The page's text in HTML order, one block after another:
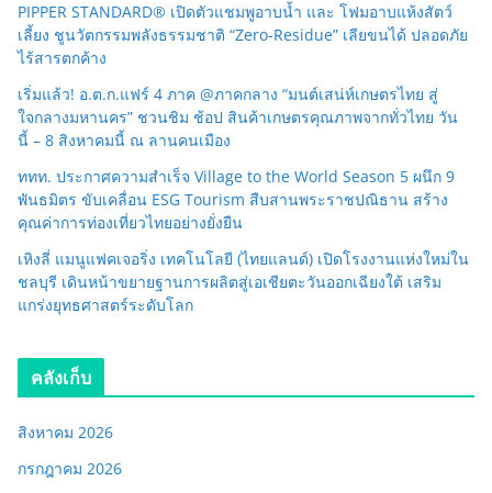
PIPPER STANDARD® เปิดตัวแชมพูอาบน้ำ และ โฟมอาบแห้งสัตว์
เลี้ยง ชูนวัตกรรมพลังธรรมชาติ “Zero-Residue” เลียขนได้ ปลอดภัย
ไร้สารตกค้าง
เริ่มแล้ว! อ.ต.ก.แฟร์ 4 ภาค @ภาคกลาง “มนต์เสน่ห์เกษตรไทย สู่
ใจกลางมหานคร” ชวนชิม ช้อป สินค้าเกษตรคุณภาพจากทั่วไทย วัน
นี้ – 8 สิงหาคมนี้ ณ ลานคนเมือง
ททท. ประกาศความสำเร็จ Village to the World Season 5 ผนึก 9
พันธมิตร ขับเคลื่อน ESG Tourism สืบสานพระราชปณิธาน สร้าง
คุณค่าการท่องเที่ยวไทยอย่างยั่งยืน
เหิงลี่ แมนูแฟคเจอริ่ง เทคโนโลยี (ไทยแลนด์) เปิดโรงงานแห่งใหม่ใน
ชลบุรี เดินหน้าขยายฐานการผลิตสู่เอเชียตะวันออกเฉียงใต้ เสริม
แกร่งยุทธศาสตร์ระดับโลก
คลังเก็บ
สิงหาคม 2026
กรกฎาคม 2026